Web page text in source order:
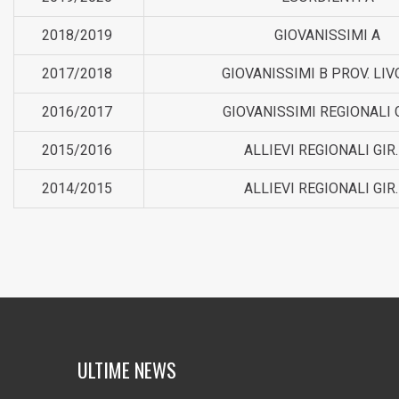
2018/2019 GIOVANISSIMI A
2017/2018 GIOVANISSIMI B PROV.
2016/2017 GIOVANISSIMI REGIONALI
2015/2016 ALLIEVI REGIONALI
2014/2015 ALLIEVI REGIONALI
ULTIME NEWS